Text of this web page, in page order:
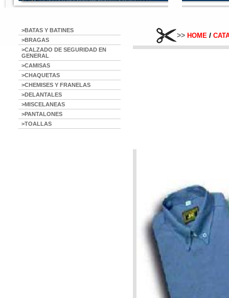
>BATAS Y BATINES
>BRAGAS
>CALZADO DE SEGURIDAD EN
GENERAL
>CAMISAS
>CHAQUETAS
>CHEMISES Y FRANELAS
>DELANTALES
>MISCELANEAS
>PANTALONES
>TOALLAS
>> HOME /